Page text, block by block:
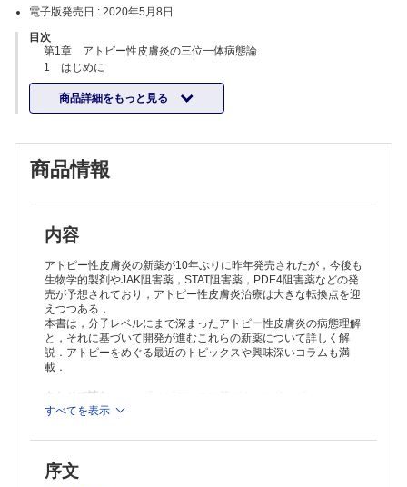
電子版発売日 : 2020年5月8日
目次
第1章 アトピー性皮膚炎の三位一体病態論
1 はじめに
2 アトピー性皮膚炎の概説
3 皮膚バリア
(1) 角層とフィラグリン
(1) 各種アレルゲンに対する皮膚免疫応答
(2) アトピー性皮膚炎とT細胞
5 かゆみ
(1) かゆみの伝達神経
(2) かゆみ過敏とitch-scratchサイクル
(3) かゆみとアレルギー炎症
6 アトピー性皮膚炎の三位一体病態論
第2章 アトピー性皮膚炎の治療とバイオマーカーのパラダイムシフト
1 アトピー性皮膚炎の治療の歴史
(1) 新薬の開発の歴史
1 はじめに
3 サイトカインからみたアトピー性皮膚炎の病態
4 主な新薬の開発の歴史
(2) アトピー性皮膚炎診療ガイドライン2018
1 はじめに
2 診療ガイドラインとは
商品詳細をもっと見る
商品情報
内容
アトピー性皮膚炎の新薬が10年ぶりに昨年発売されたが，今後も
生物学的製剤やJAK阻害薬，STAT阻害薬，PDE4阻害薬などの発
売が予想されており，アトピー性皮膚炎治療は大きな転換点を迎
えつつある．
本書は，分子レベルにまで深まったアトピー性皮膚炎の病態理解
と，それに基づいて開発が進むこれらの新薬について詳しく解
説．アトピーをめぐる最近のトピックスや興味深いコラムも満
載．
あわせて読む
すべてを表示
序文